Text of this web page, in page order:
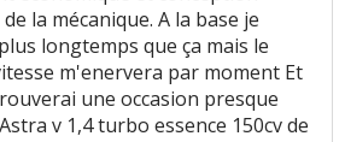
20aiment4n'aiment pas
1n'aime pas
la mécanique. A la base je
longtemps que ça mais le
m'enervera par moment Et
une occasion presque
v 1,4 turbo essence 150cv de